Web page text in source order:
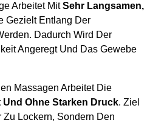
Arbeitet MitSehr Langsamen,
Gezielt Entlang Der
Dadurch Wird Der
Angeregt Und Das Gewebe
Massagen Arbeitet Die
Und Ohne Starken Druck. Ziel
Zu Lockern, Sondern Den